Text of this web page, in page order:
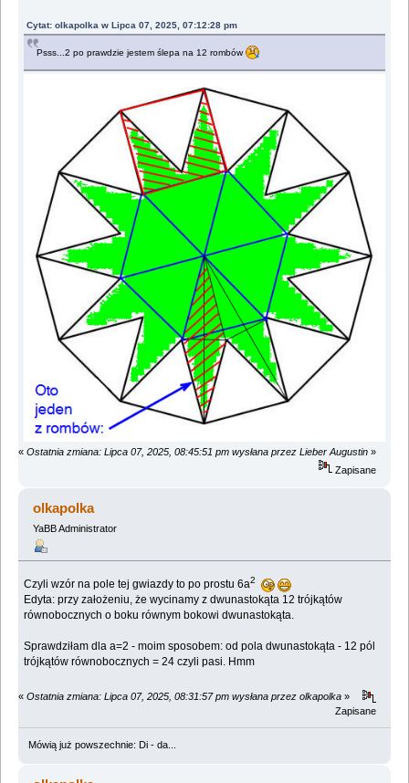
Cytat: olkapolka w Lipca 07, 2025, 07:12:28 pm
Psss...2 po prawdzie jestem ślepa na 12 rombów
« Ostatnia zmiana: Lipca 07, 2025, 08:45:51 pm wysłana przez Lieber Augustin »
Zapisane
olkapolka
YaBB Administrator
Czyli wzór na pole tej gwiazdy to po prostu 6a2
Edyta: przy założeniu, że wycinamy z dwunastokąta 12 trójkątów
równobocznych o boku równym bokowi dwunastokąta.
Sprawdziłam dla a=2 - moim sposobem: od pola dwunastokąta - 12 pól
trójkątów równobocznych = 24 czyli pasi. Hmm
« Ostatnia zmiana: Lipca 07, 2025, 08:31:57 pm wysłana przez olkapolka »
Zapisane
Mówią już powszechnie: Di - da...